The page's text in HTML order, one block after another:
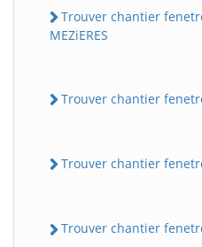
Trouver chantier fenetre
MEZiERES
Trouver chantier
Trouver chantier
Trouver chantier